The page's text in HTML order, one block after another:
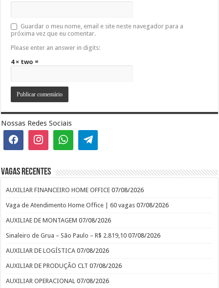
Guardar o meu nome, email e site neste navegador para a
próxima vez que eu comentar.
Please enter an answer in digits:
4 × two =
Nossas Redes Sociais
Vagas recentes
AUXILIAR FINANCEIRO HOME OFFICE 07/08/2026
Vaga de Atendimento Home Office | 60 vagas 07/08/2026
AUXILIAE DE MONTAGEM 07/08/2026
Sinaleiro de Grua – São Paulo – R$ 2.819,10 07/08/2026
AUXILIAR DE LOGÍSTICA 07/08/2026
AUXILIAR DE PRODUÇÃO CLT 07/08/2026
AUXILIAR OPERACIONAL 07/08/2026